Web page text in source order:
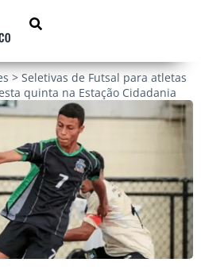
> Seletivas de Futsal para atletas
quinta na Estação Cidadania